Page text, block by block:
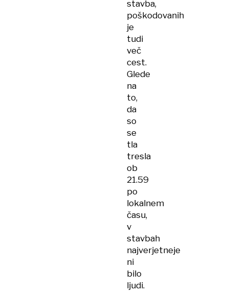
stavba,
poškodovanih
je
tudi
več
cest.
Glede
na
to,
da
so
se
tla
tresla
ob
21.59
po
lokalnem
času,
v
stavbah
najverjetneje
ni
bilo
ljudi.